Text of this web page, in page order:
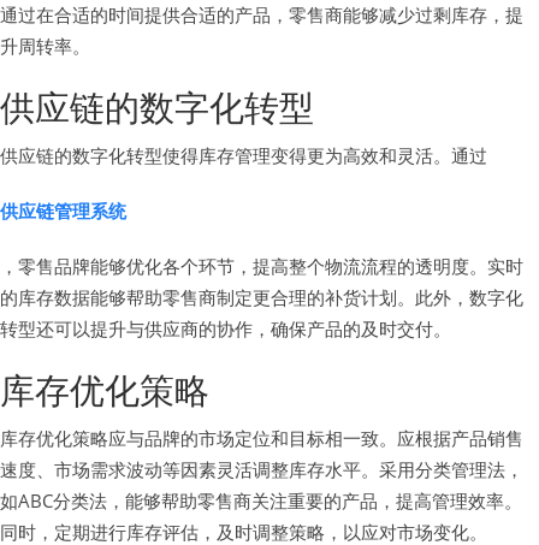
通过在合适的时间提供合适的产品，零售商能够减少过剩库存，提
升周转率。
供应链的数字化转型
供应链的数字化转型使得库存管理变得更为高效和灵活。通过
供应链管理系统
，零售品牌能够优化各个环节，提高整个物流流程的透明度。实时
的库存数据能够帮助零售商制定更合理的补货计划。此外，数字化
转型还可以提升与供应商的协作，确保产品的及时交付。
库存优化策略
库存优化策略应与品牌的市场定位和目标相一致。应根据产品销售
速度、市场需求波动等因素灵活调整库存水平。采用分类管理法，
如ABC分类法，能够帮助零售商关注重要的产品，提高管理效率。
同时，定期进行库存评估，及时调整策略，以应对市场变化。